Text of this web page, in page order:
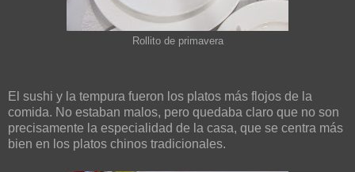
Rollito de primavera
El sushi y la tempura fueron los platos más flojos de la
comida. No estaban malos, pero quedaba claro que no son
precisamente la especialidad de la casa, que se centra más
bien en los platos chinos tradicionales.